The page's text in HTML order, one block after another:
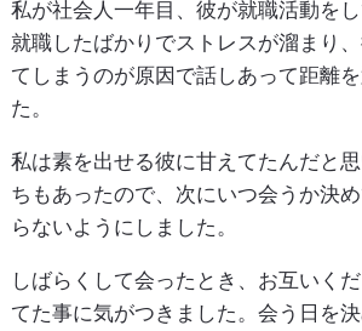
私が社会人一年目、彼が就職活動を
就職したばかりでストレスが溜まり
てしまうのが原因で話しあって距離
た。
私は素を出せる彼に甘えてたんだと
ちもあったので、次にいつ会うか決
らないようにしました。
しばらくして会ったとき、お互いく
てた事に気がつきました。会う日を